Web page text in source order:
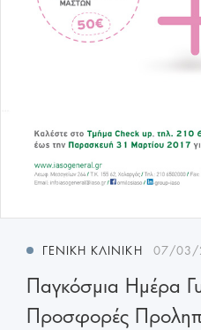
ΓΕΝΙΚΉ ΚΛΙΝΙΚΉ 07/03/
Παγκόσμια Ημέρα
Προσφορές